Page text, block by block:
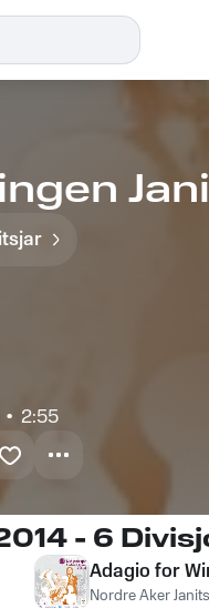
2:55
- 6
Adagio for
Nordre Aker